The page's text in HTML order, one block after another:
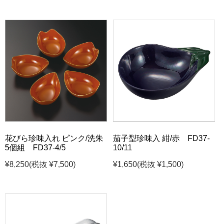
花びら珍味入れ ピンク/洗朱
5個組 FD37-4/5
¥8,250(税抜 ¥7,500)
茄子型珍味入 紺/赤 FD37-
10/11
¥1,650(税抜 ¥1,500)